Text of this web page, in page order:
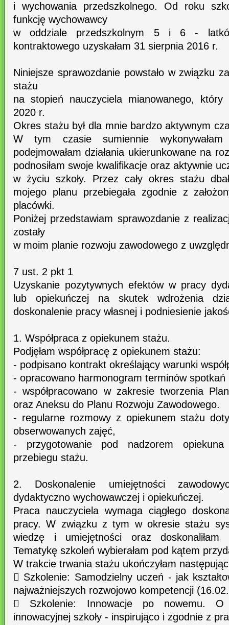
i wychowania przedszkolnego. Od roku
funkcję wychowawcy
w oddziale przedszkolnym 5 i 6 -
kontraktowego uzyskałam 31 sierpnia 2016 r.
Niniejsze sprawozdanie powstało w związku
stażu
na stopień nauczyciela mianowanego, który
2020 r.
Okres stażu był dla mnie bardzo aktywnym
W tym czasie sumiennie wykonywałam
podejmowałam działania ukierunkowane na
podnosiłam swoje kwalifikacje oraz aktywnie
w życiu szkoły. Przez cały okres stażu
mojego planu przebiegała zgodnie z
placówki.
Poniżej przedstawiam sprawozdanie z
zostały
w moim planie rozwoju zawodowego z
7 ust. 2 pkt 1
Uzyskanie pozytywnych efektów w pracy
lub opiekuńczej na skutek wdrożenia
doskonalenie pracy własnej i podniesienie
1. Współpraca z opiekunem stażu.
Podjęłam współpracę z opiekunem stażu:
- podpisano kontrakt określający warunki
- opracowano harmonogram terminów spotkań
- współpracowano w zakresie tworzenia
oraz Aneksu do Planu Rozwoju Zawodowego.
- regularne rozmowy z opiekunem stażu
obserwowanych zajęć,
- przygotowanie pod nadzorem
przebiegu stażu.
2. Doskonalenie umiejętności
dydaktyczno wychowawczej i opiekuńczej.
Praca nauczyciela wymaga ciągłego
pracy. W związku z tym w okresie stażu
wiedzę i umiejętności oraz doskonaliłam
Tematykę szkoleń wybierałam pod kątem
W trakcie trwania stażu ukończyłam
 Szkolenie: Samodzielny uczeń - jak
najważniejszych rozwojowo kompetencji
 Szkolenie: Innowacje po nowemu. O
innowacyjnej szkoły - inspirująco i zgodnie z